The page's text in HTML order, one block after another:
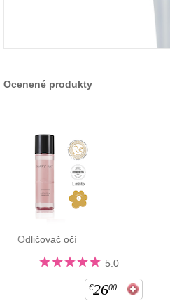
Ocenené produkty
Odličovač očí
5.0
€2600